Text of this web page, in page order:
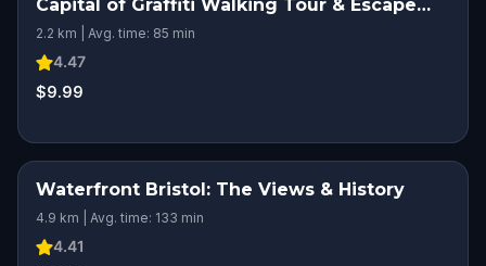
Capital of Graffiti Walking Tour & Escape
Game
2.2 km | Avg. time: 85 min
4.47
$9.99
Waterfront Bristol: The Views & History
4.9 km | Avg. time: 133 min
4.41